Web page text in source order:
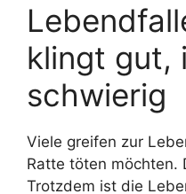
klingt gut,
schwierig
Viele greifen zur
Ratte töten möchten.
Trotzdem ist die